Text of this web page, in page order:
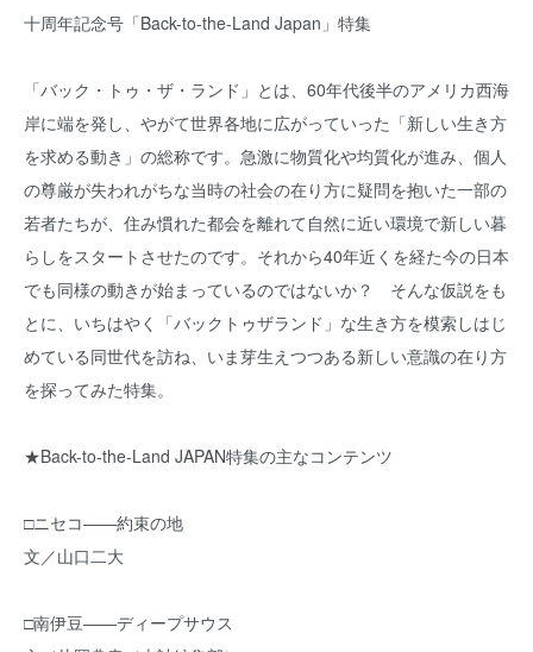
十周年記念号「Back-to-the-Land Japan」特集
「バック・トゥ・ザ・ランド」とは、60年代後半のアメリカ西海
岸に端を発し、やがて世界各地に広がっていった「新しい生き方
を求める動き」の総称です。急激に物質化や均質化が進み、個人
の尊厳が失われがちな当時の社会の在り方に疑問を抱いた一部の
若者たちが、住み慣れた都会を離れて自然に近い環境で新しい暮
らしをスタートさせたのです。それから40年近くを経た今の日本
でも同様の動きが始まっているのではないか？ そんな仮説をも
とに、いちはやく「バックトゥザランド」な生き方を模索しはじ
めている同世代を訪ね、いま芽生えつつある新しい意識の在り方
を探ってみた特集。
★Back-to-the-Land JAPAN特集の主なコンテンツ
□ニセコ――約束の地
文／山口二大
□南伊豆――ディープサウス